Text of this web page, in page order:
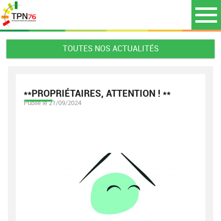
TOUTES NOS ACTUALITÉS
**PROPRIÉTAIRES, ATTENTION ! **
Publié le 21/09/2024